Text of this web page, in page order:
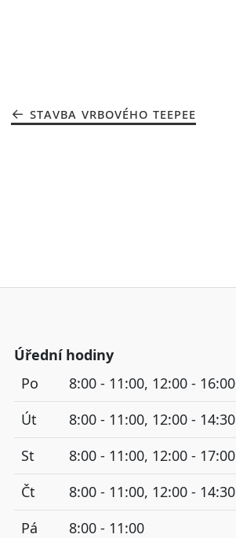
STAVBA VRBOVÉHO TEEPEE
Úřední hodiny
Po
8:00 - 11:00, 12:00 - 16:00
Út
8:00 - 11:00, 12:00 - 14:30
St
8:00 - 11:00, 12:00 - 17:00
Čt
8:00 - 11:00, 12:00 - 14:30
Pá
8:00 - 11:00